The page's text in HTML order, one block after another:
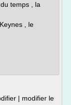
temps , la
, le
| modifier le